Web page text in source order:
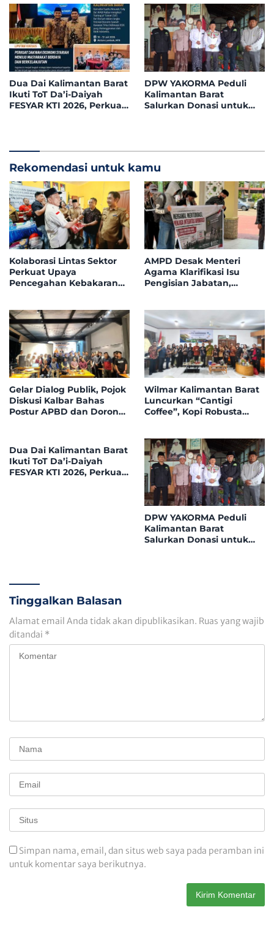
Pusat
Kabupaten Landak
Dua Dai Kalimantan Barat
Ikuti ToT Da’i-Daiyah
FESYAR KTI 2026, Perkuat
DPW YAKORMA Peduli
Kalimantan Barat
Salurkan Donasi untuk
Rekomendasi untuk kamu
Kolaborasi Lintas Sektor
Perkuat Upaya
Pencegahan Kebakaran
AMPD Desak Menteri
Agama Klarifikasi Isu
Pengisian Jabatan,
Bidding
Gelar Dialog Publik, Pojok
Diskusi Kalbar Bahas
Postur APBD dan Dorong
Pusat
Wilmar Kalimantan Barat
Luncurkan “Cantigi
Coffee”, Kopi Robusta
Kabupaten Landak
Dua Dai Kalimantan Barat
Ikuti ToT Da’i-Daiyah
FESYAR KTI 2026, Perkuat
DPW YAKORMA Peduli
Kalimantan Barat
Salurkan Donasi untuk
Tinggalkan Balasan
Alamat email Anda tidak akan dipublikasikan. Ruas yang wajib
ditandai *
Simpan nama, email, dan situs web saya pada peramban ini
untuk komentar saya berikutnya.